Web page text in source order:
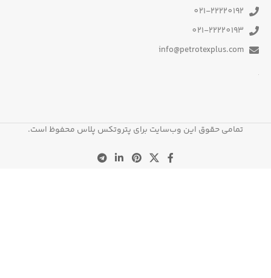
021-22220192
021-22220193
info@petrotexplus.com
تمامی حقوق این وب‌سایت برای پتروتکس پلاس محفوظ است.